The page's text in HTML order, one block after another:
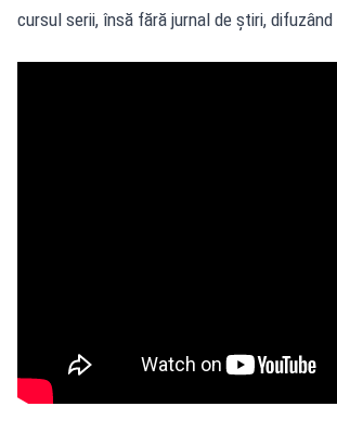
cursul serii, însă fără jurnal de știri,